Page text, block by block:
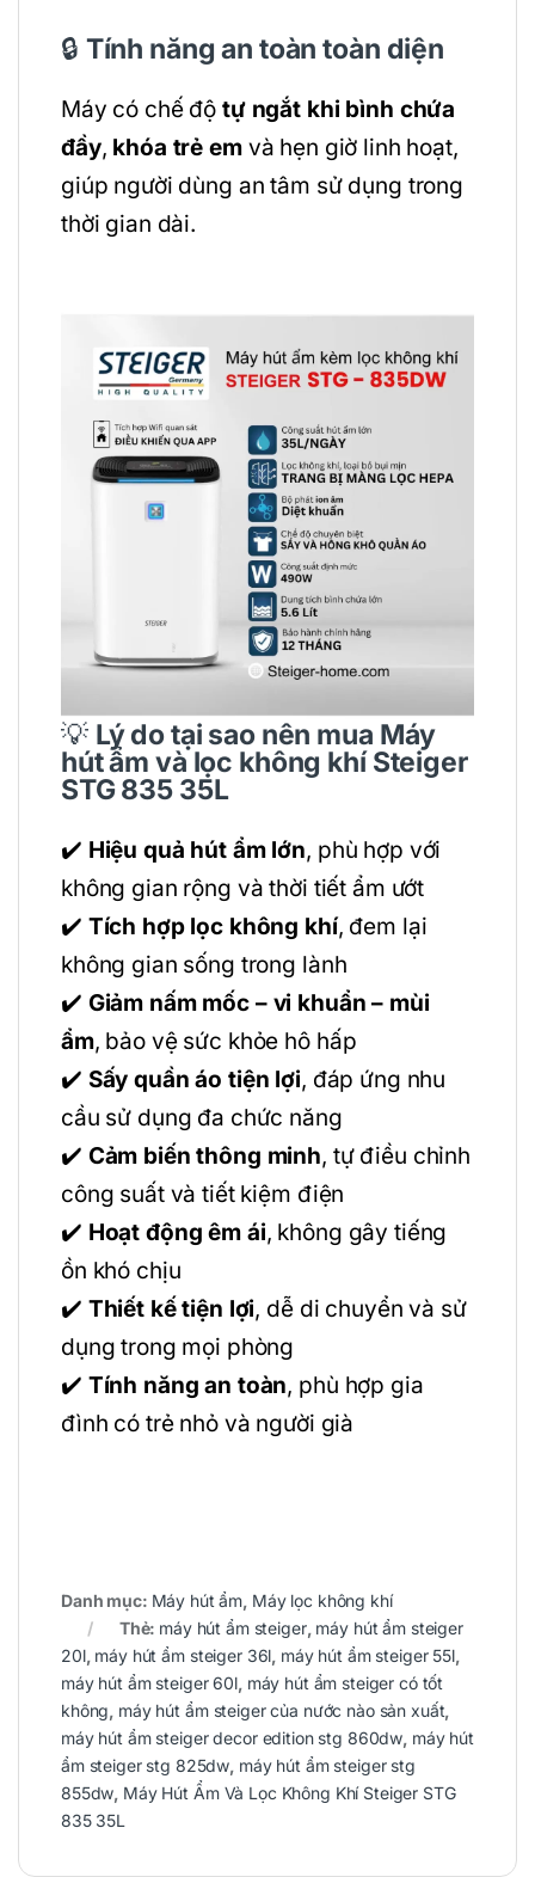
🔒 Tính năng an toàn toàn diện
Máy có chế độtự ngắt khi bình chứa
đầy, khóa trẻ emvà hẹn giờ linh hoạt,
giúp người dùng an tâm sử dụng trong
thời gian dài.
💡 Lý do tại sao nên mua Máy
hút ẩm và lọc không khí Steiger
STG 835 35L
✔️ Hiệu quả hút ẩm lớn, phù hợp với
không gian rộng và thời tiết ẩm ướt
✔️ Tích hợp lọc không khí, đem lại
không gian sống trong lành
✔️ Giảm nấm mốc – vi khuẩn – mùi
ẩm, bảo vệ sức khỏe hô hấp
✔️ Sấy quần áo tiện lợi, đáp ứng nhu
cầu sử dụng đa chức năng
✔️ Cảm biến thông minh, tự điều chỉnh
công suất và tiết kiệm điện
✔️ Hoạt động êm ái, không gây tiếng
ồn khó chịu
✔️ Thiết kế tiện lợi, dễ di chuyển và sử
dụng trong mọi phòng
✔️ Tính năng an toàn, phù hợp gia
đình có trẻ nhỏ và người già
Danh mục: Máy hút ẩm, Máy lọc không khí
Thẻ: máy hút ẩm steiger, máy hút ẩm steiger
20l, máy hút ẩm steiger 36l, máy hút ẩm steiger 55l,
máy hút ẩm steiger 60l, máy hút ẩm steiger có tốt
không, máy hút ẩm steiger của nước nào sản xuất,
máy hút ẩm steiger decor edition stg 860dw, máy hút
ẩm steiger stg 825dw, máy hút ẩm steiger stg
855dw, Máy Hút Ẩm Và Lọc Không Khí Steiger STG
835 35L